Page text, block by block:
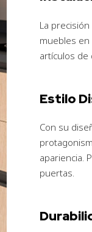
La
muebles
artículos de
Estilo
Con su
apariencia.
puertas.